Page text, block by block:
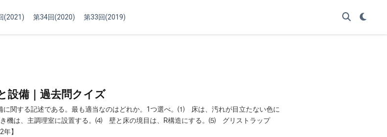
(2021) 第34回(2020) 第33回(2019)
設備｜過去問クイズ
に関する記述である。最も適当なのはどれか。1つ選べ。⑴ 床は、汚れが目立たない色に
は、主調理室に設置する。⑷ 壁と床の境目は、R構造にする。⑸ グリストラップ
】